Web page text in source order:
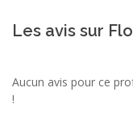
Les avis sur
Aucun avis pour ce
!